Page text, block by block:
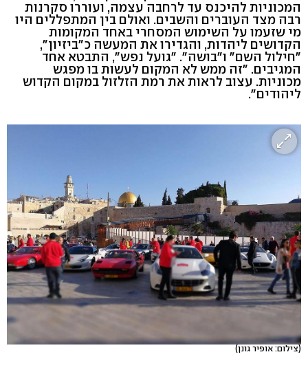
המכוניות להיכנס עד לרחבה עצמה, ועוררו סקרנות
רבה מצד העוברים והשבים. ואולם בין המתפללים היו
מי שזעמו על השימוש המסחרי באחד המקומות
הקדושים ליהדות, והגדירו את המעשה כ"ביזיון",
"חילול השם" ו"בושה". "גועל נפש", התבטא אחד
המגיבים. "זה ממש לא המקום לעשות בו מפגש
מכוניות. עצוב לראות את רמת הזלזול במקום הקדוש
ליהודים".
(צילום: אופיר גונן)